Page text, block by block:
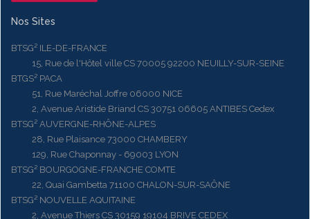
Nos Sites
BTSG² ILE-DE-FRANCE
15, Rue de l'Hôtel ville CS 70005 92200 NEUILLY-SUR-SEINE
BTGS² PACA
51, Rue Maréchal Joffre 06000 NICE
2, Avenue Aristide Briand CS 30751 06605 ANTIBES Cedex
BTSG² AUVERGNE-RHÔNE-ALPES
28, Rue Plaisance 73000 CHAMBERY
129, Rue Chaponnay - 69003 LYON
BTSG² BOURGOGNE-FRANCHE COMTE
22, Quai Gambetta 71100 CHALON-SUR-SAÔNE
BTSG² NOUVELLE AQUITAINE
2, Avenue Thiers CS 30159 19104 BRIVE CEDEX